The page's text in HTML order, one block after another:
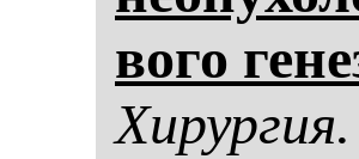
во­го
Хи­рур­гия.